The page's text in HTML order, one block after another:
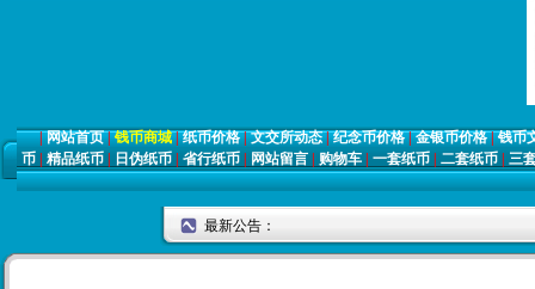
|网站首页|钱币商城|纸币价格|文交所动态|纪念币价格|金银币价格|钱币
币 | 精品纸币 | 日伪纸币 | 省行纸币 | 网站留言 | 购物车 | 一套纸币 | 二套纸币 | 三
最新公告：